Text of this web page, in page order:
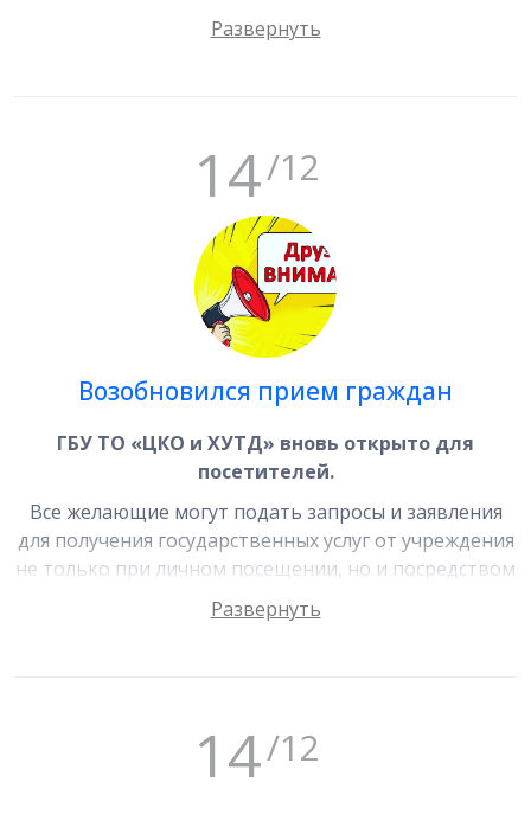
14/12
Возобновился прием граждан
ГБУ ТО «ЦКО и ХУТД» вновь открыто для
посетителей.
Все желающие могут подать запросы и заявления
для получения государственных услуг от учреждения
не только при личном посещении, но и посредством
портала Госуслуг, а также через отделения МФЦ.
14/12